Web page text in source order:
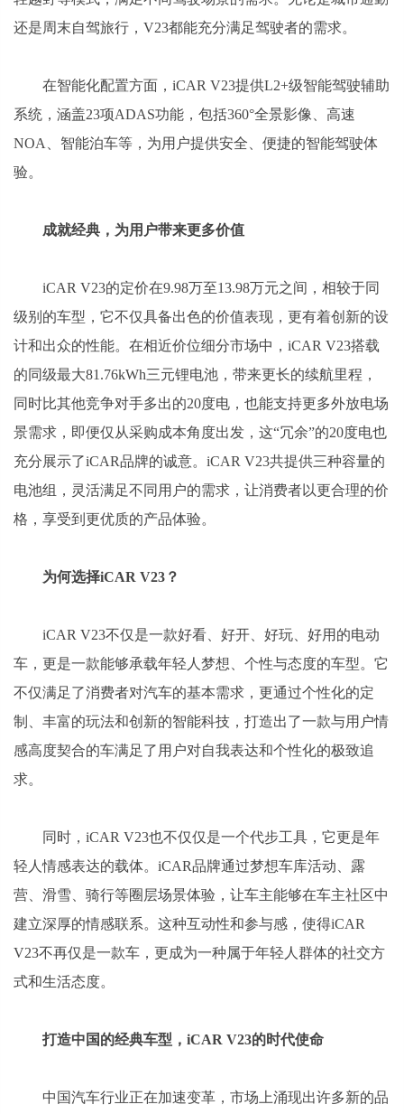
还是周末自驾旅行，V23都能充分满足驾驶者的需求。
在智能化配置方面，iCAR V23提供L2+级智能驾驶辅助
系统，涵盖23项ADAS功能，包括360°全景影像、高速
NOA、智能泊车等，为用户提供安全、便捷的智能驾驶体
验。
成就经典，为用户带来更多价值
iCAR V23的定价在9.98万至13.98万元之间，相较于同
级别的车型，它不仅具备出色的价值表现，更有着创新的设
计和出众的性能。在相近价位细分市场中，iCAR V23搭载
的同级最大81.76kWh三元锂电池，带来更长的续航里程，
同时比其他竞争对手多出的20度电，也能支持更多外放电场
景需求，即便仅从采购成本角度出发，这“冗余”的20度电也
充分展示了iCAR品牌的诚意。iCAR V23共提供三种容量的
电池组，灵活满足不同用户的需求，让消费者以更合理的价
格，享受到更优质的产品体验。
为何选择iCAR V23？
iCAR V23不仅是一款好看、好开、好玩、好用的电动
车，更是一款能够承载年轻人梦想、个性与态度的车型。它
不仅满足了消费者对汽车的基本需求，更通过个性化的定
制、丰富的玩法和创新的智能科技，打造出了一款与用户情
感高度契合的车满足了用户对自我表达和个性化的极致追
求。
同时，iCAR V23也不仅仅是一个代步工具，它更是年
轻人情感表达的载体。iCAR品牌通过梦想车库活动、露
营、滑雪、骑行等圈层场景体验，让车主能够在车主社区中
建立深厚的情感联系。这种互动性和参与感，使得iCAR
V23不再仅是一款车，更成为一种属于年轻人群体的社交方
式和生活态度。
打造中国的经典车型，iCAR V23的时代使命
中国汽车行业正在加速变革，市场上涌现出许多新的品